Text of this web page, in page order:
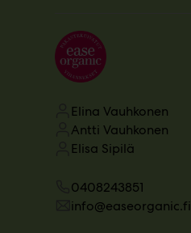
Elina Vauhkonen
Antti Vauhkonen
Elisa Sipilä
0408243851
info@easeorganic.fi